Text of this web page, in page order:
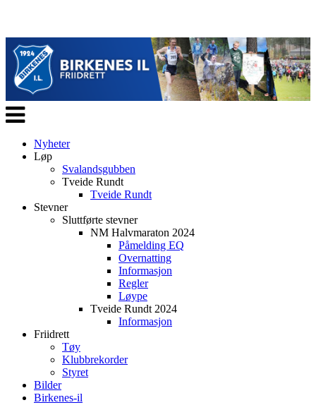
Veksle
navigasjon
Nyheter
Løp
Svalandsgubben
Tveide Rundt
Tveide Rundt
Stevner
Sluttførte stevner
NM Halvmaraton 2024
Påmelding EQ
Overnatting
Informasjon
Regler
Løype
Tveide Rundt 2024
Informasjon
Friidrett
Tøy
Klubbrekorder
Styret
Bilder
Birkenes-il